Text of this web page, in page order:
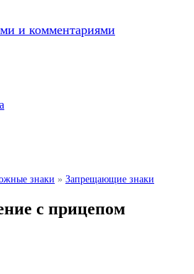
и комментариями
знаки » Запрещающие знаки
с прицепом